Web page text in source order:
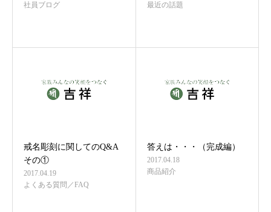
社員ブログ
最近の話題
戒名彫刻に関してのQ&A
その①
2017.04.19
よくある質問／FAQ
答えは・・・（完成編）
2017.04.18
商品紹介